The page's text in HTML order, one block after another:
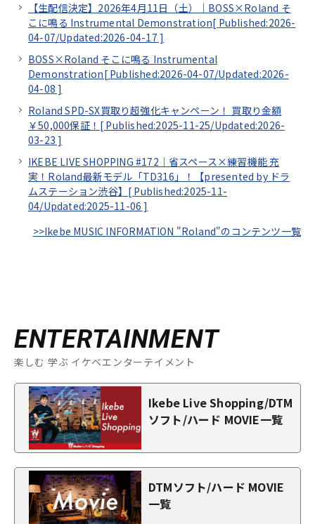
【生配信決定】2026年4月11日（土）｜BOSS×Roland そ
こに鳴る Instrumental Demonstration[ Published:2026-
04-07/Updated:2026-04-17 ]
BOSS×Roland そこに鳴る Instrumental
Demonstration[ Published:2026-04-07/Updated:2026-
04-08 ]
Roland SPD-SX買取り超強化キャンペーン！ 買取り金額
￥50,000保証！[ Published:2025-11-25/Updated:2026-
03-23 ]
IKEBE LIVE SHOPPING #172｜省スペース×練習機能 充
実！Roland最新モデル「TD316」！【presented by ドラ
ムステーション渋谷】[ Published:2025-11-
04/Updated:2025-11-06 ]
>>Ikebe MUSIC INFORMATION "Roland"のコンテンツ一覧
ENTERTAINMENT
楽しむ 学ぶ イケベエンターテイメント
Ikebe Live Shopping/DTM
ソフト/ハード MOVIE一覧
DTMソフト/ハード MOVIE
一覧